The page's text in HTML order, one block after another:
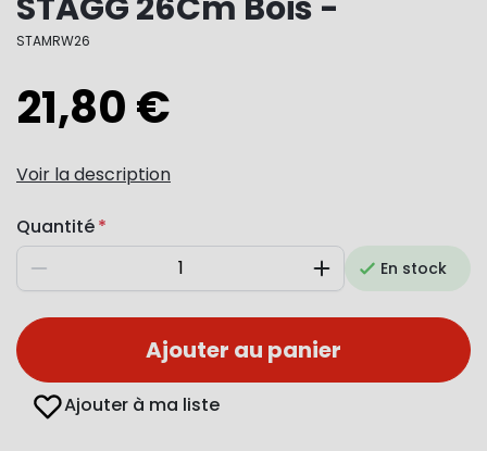
STAMRW26
21,80 €
Voir la description
Quantité
Diminuer AugmenterEn stock
Ajouter au panier
Ajouter à ma liste